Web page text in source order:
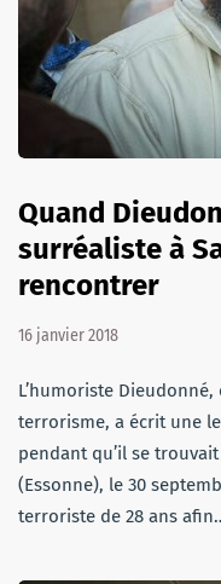
Quand
surréaliste à
rencontrer
16 janvier 2018
L’humoriste
terrorisme, a écrit une
pendant qu’il se
(Essonne), le 30
terroriste de 28 ans